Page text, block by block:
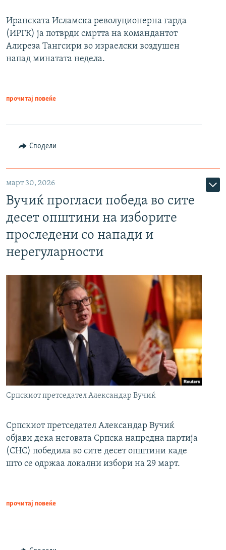
Иранската Исламска револуционерна гарда
(ИРГК) ја потврди смртта на командантот
Алиреза Тангсири во израелски воздушен
напад минатата недела.
прочитај повеќе
Сподели
март 30, 2026
Вучиќ прогласи победа во сите
десет општини на изборите
проследени со напади и
нерегуларности
Српскиот претседател Александар Вучиќ
Српскиот претседател Александар Вучиќ
објави дека неговата Српска напредна партија
(СНС) победила во сите десет општини каде
што се одржаа локални избори на 29 март.
прочитај повеќе